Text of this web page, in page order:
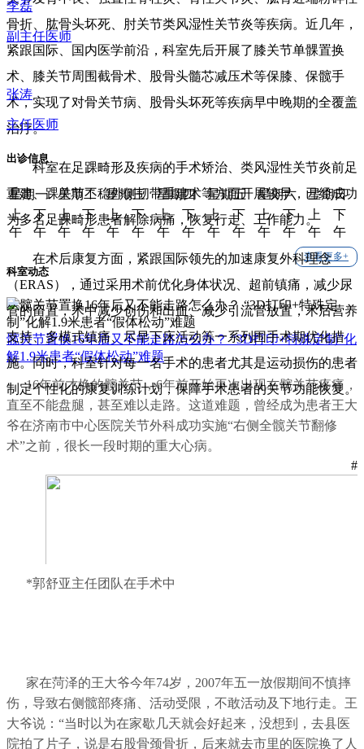
骨折、肱骨头坏死、肘关节类风湿性关节炎等疾病。近几年，
紧跟国际、国内医学前沿，科室先后开展了膝关节单髁置换
术、膝关节周围截骨术、股骨头髓芯减压术等保膝、保髋手
术，实现了对骨关节病、股骨头坏死等疾病早中晚期的全覆盖
治疗。
科室在足踝畸形及疾病的手术矫治、类风湿性关节炎前足
重建、踝关节不稳外侧韧带重建术等方面开展较早，已经成功
为多名足踝畸形患者解除病痛，恢复行走、工作能力。
在术后康复方面，紧跟国际领先的加速康复外科理念
（ERAS），通过采用术前优化身体状况、超前镇痛，减少尿
管的留置，术中减少创伤和出血、减少引流管放置，术后营养
支持、多模式镇痛、尽早下床活动等一系列围手术期优化措
施。同时，科室针对每一名手术的患者尤其是运动损伤的患者
制定个性化的康复训练计划，保障手术患者的关节功能恢复。
#
李磊
副主任医师
张涛
主任医师
出诊信息
星期一 星期二 星期三 星期四 星期五 星期六
星期日
上
午
下
午
上
午
下
午
上
午
下
午
上
午
下
午
上
午
下
午
上
午
下
午
上
午
下
午
科室动态
查看更多+
髋关节置换16年后又不能走路怎么办？ “3D打印+特殊定制”化
解1.9米患者“假体松动”难题
16年前才换的髋关节，6年前开始再次出现右髋关节疼痛，
直至不能盘腿，甚至难以走路。这道难题，曾经成为患者王大
爷在济南市中心医院关节外科成功实施“右侧全髋关节翻修
术”之前，很长一段时期的重大心病。
*郭舒亚主任团队在手术中
家在菏泽的王大爷今年74岁，2007年五一放假期间不慎摔
伤，导致右侧髋部疼痛、活动受限，不敢活动及下地行走。王
大爷说：“当时以为在家歇几天就会好起来，没想到，去县医
院拍了片子，说是右股骨颈骨折，后来就去市里的医院换了人